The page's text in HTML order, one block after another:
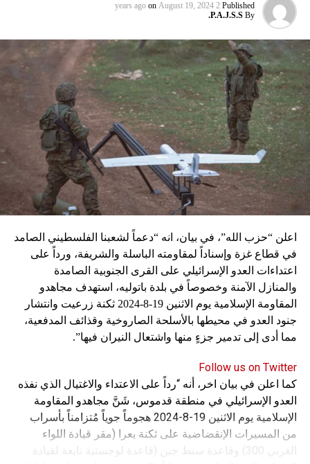
نسبه الحزب الى إسرائيل”.
Published
2 years ago
on August 19, 2024
By
P.A.J.S.S.
اعلن “حزب الله”، في بيان، انه “دعماً لشعبنا الفلسطيني الصامد
في قطاع غزة وإسناداً لمقاومته الباسلة ‌‏‌‏‌والشريفة، ورداً على
اعتداءات العدو الإسرائيلي على القرى الجنوبية الصامدة
والمنازل الآمنة وخصوصاً في بلدة باتوليه، استهدف مجاهدو
المقاومة الإسلامية يوم الاثنين 19-8-2024 ثكنة زرعيت وانتشار
جنود العدو في محيطها بالأسلحة الصاروخية وقذائف المدفعية،
مما أدى إلى تدمير جزءٍ منها واشتعال النيران فيها”.
Follow us on Twitter
كما اعلن في بيان اخر، أنه “رداً على الاعتداء والاغتيال الذي نفذه
العدو الإسرائيلي في منطقة قدموس، شَنَّ مجاهدو المقاومة
الإسلامية يوم الاثنين 19-8-2024 هجوماً جوياً مُتزامناً بأسراب
من المسيرات الإنقضاضية على ثكنة يعرا (مقر قيادة اللواء
الغربي 300) وقاعدة سنط جين (قاعدة لوجستية تابعة لقيادة